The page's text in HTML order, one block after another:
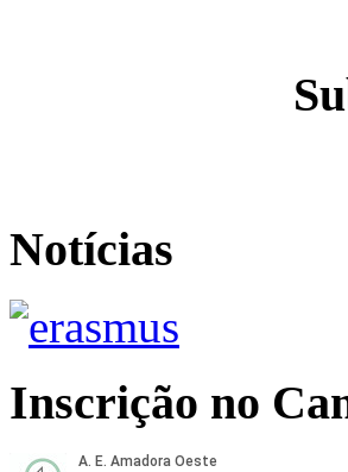
Notícias
Inscrição no